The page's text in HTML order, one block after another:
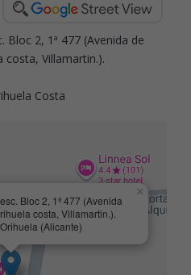
Bloc 2, 1ª 477 (Avenida de
costa, Villamartin.).
Costa
Bloc 2, 1ª 477 (Avenida
costa, Villamartin.).
(Alicante)
×